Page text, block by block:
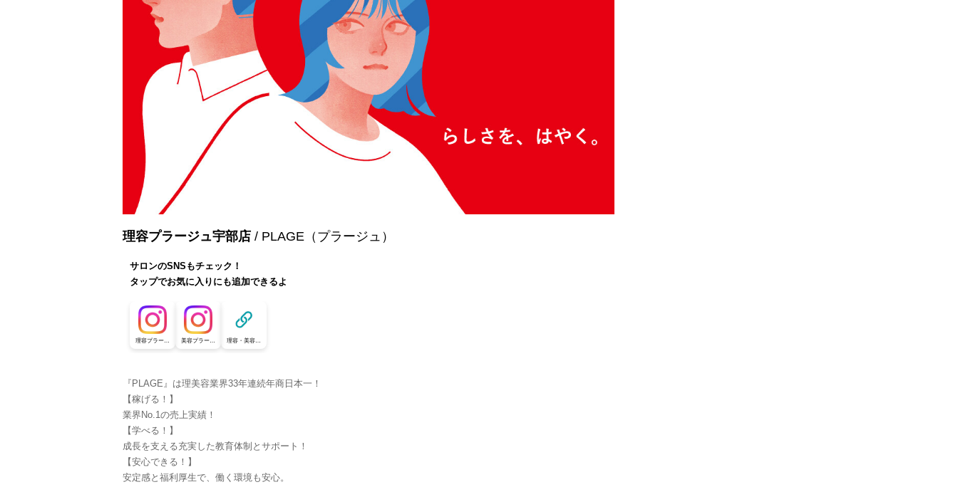
理容プラージュ宇部店 / PLAGE（プラージュ）
サロンのSNSもチェック！
タップでお気に入りにも追加できるよ
理容プラージ
ュ【公式採用
美容プラージ
ュ【公式採用
理容・美容プ
ラージュ【公
『PLAGE』は理美容業界33年連続年商日本一！
【稼げる！】
業界No.1の売上実績！
【学べる！】
成長を支える充実した教育体制とサポート！
【安心できる！】
安定感と福利厚生で、働く環境も安心。